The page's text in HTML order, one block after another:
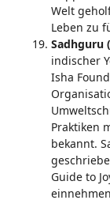
Welt
Leben zu
Sadhguru
indischer
Isha
Praktiken
bekannt.
Guide to